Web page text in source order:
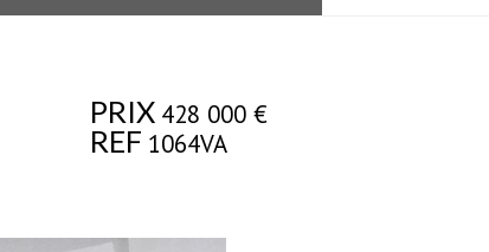
PRIX 428 000 €
REF 1064VA